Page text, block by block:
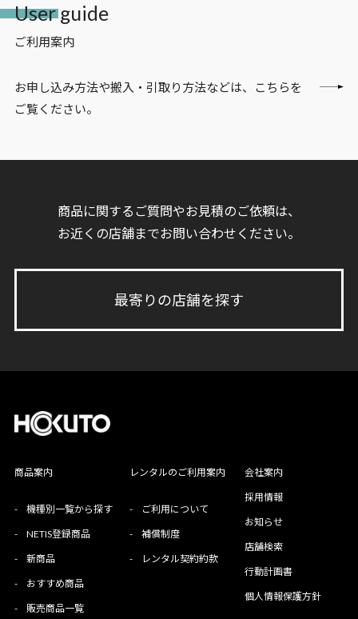
User guide
ご利用案内
お申し込み方法や搬入・引取り方法などは、こちらを
ご覧ください。
商品に関するご質問やお見積のご依頼は、
お近くの店舗までお問い合わせください。
最寄りの店舗を探す
商品案内
- 機種別一覧から探す
- NETIS登録商品
- 新商品
- おすすめ商品
- 販売商品一覧
レンタルのご利用案内
- ご利用について
- 補償制度
- レンタル契約約款
会社案内
採用情報
お知らせ
店舗検索
行動計画書
個人情報保護方針